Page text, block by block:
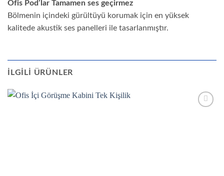
Ofis Pod’lar Tamamen ses geçirmez
Bölmenin içindeki gürültüyü korumak için en yüksek
kalitede akustik ses panelleri ile tasarlanmıştır.
İLGILI ÜRÜNLER